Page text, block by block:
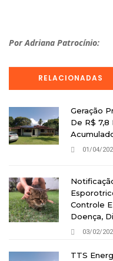
Por Adriana Patrocínio:
RELACIONADAS
Geração
De R$
01/04/
Controle
Doença,
03/02/
TTS